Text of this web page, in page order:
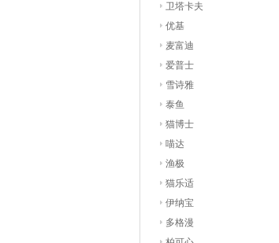
卫塔卡夫
优基
麦富迪
爱普士
雪诗雅
泰鱼
猫博士
喵达
渔极
猫乐适
伊纳宝
多格漫